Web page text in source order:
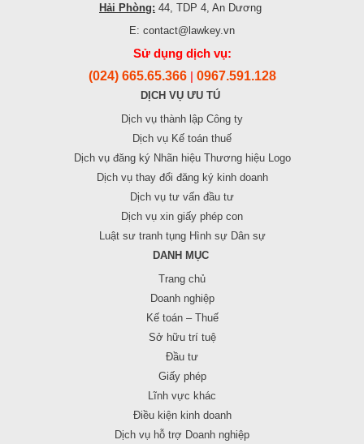
Hải Phòng: 44, TDP 4, An Dương
E: contact@lawkey.vn
Sử dụng dịch vụ:
(024) 665.65.366 | 0967.591.128
DỊCH VỤ ƯU TÚ
Dịch vụ thành lập Công ty
Dịch vụ Kế toán thuế
Dịch vụ đăng ký Nhãn hiệu Thương hiệu Logo
Dịch vụ thay đổi đăng ký kinh doanh
Dịch vụ tư vấn đầu tư
Dịch vụ xin giấy phép con
Luật sư tranh tụng Hình sự Dân sự
DANH MỤC
Trang chủ
Doanh nghiệp
Kế toán – Thuế
Sở hữu trí tuệ
Đầu tư
Giấy phép
Lĩnh vực khác
Điều kiện kinh doanh
Dịch vụ hỗ trợ Doanh nghiệp